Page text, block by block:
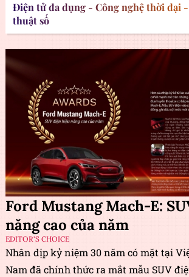
Điện tử đa dụng - Công nghệ thời đại
thuật số
Ford Mustang Mach-E:
năng cao của năm
EDITOR'S CHOICE
Nhân dịp kỷ niệm 30 năm có mặt tại
Nam đã chính thức ra mắt mẫu SUV